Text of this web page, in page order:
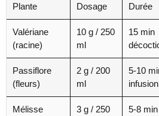
Plante Dosage Durée
Valériane
(racine)
10 g / 250
ml
15 min
Passiflore
(fleurs)
2 g / 200
ml
5-10
infusion
Mélisse
3 g / 250
5-8 min